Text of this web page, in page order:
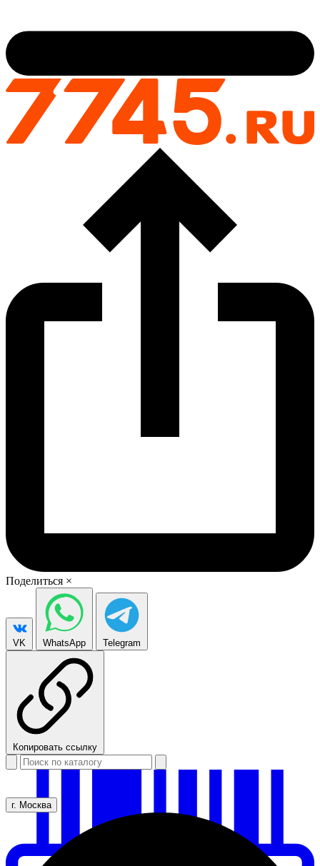
Поделиться ×
VK WhatsApp Telegram
Копировать ссылку